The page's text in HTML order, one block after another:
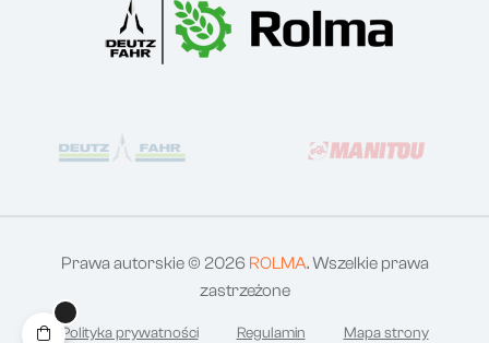
Prawa autorskie © 2026 ROLMA. Wszelkie prawa
zastrzeżone
Polityka prywatności Regulamin Mapa strony